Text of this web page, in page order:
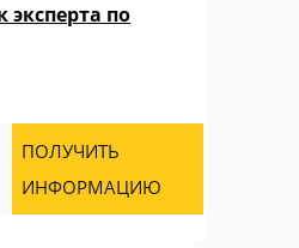
по
ПОЛУЧИТЬ
ИНФОРМАЦИЮ